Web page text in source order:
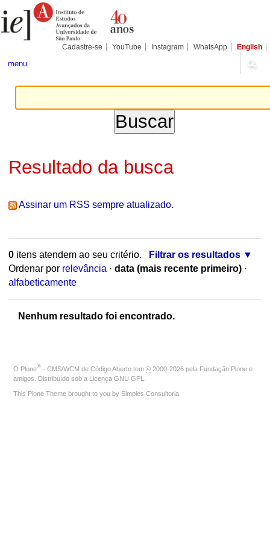
para
conteúdo.
Pessoais
Cadastre-se YouTube Instagram WhatsApp English
menu
Resultado da busca
Assinar um RSS sempre atualizado.
0itens atendem ao seu critério.
Filtrar os resultados
Ordenar por relevância · data (mais recente primeiro) ·
alfabeticamente
Nenhum resultado foi encontrado.
O Plone® - CMS/WCM de Código Aberto tem © 2000-2026 pela Fundação Plone e
amigos. Distribuído sob a Licença GNU GPL
This Plone Theme brought to you by Simples Consultoria